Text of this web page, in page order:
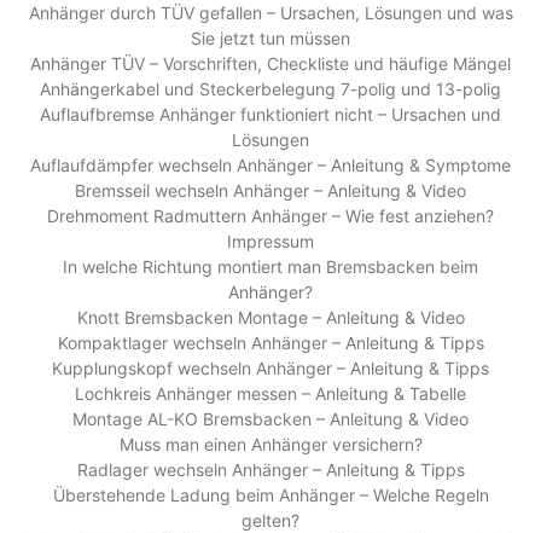
Anhänger durch TÜV gefallen – Ursachen, Lösungen und was
Sie jetzt tun müssen
Anhänger TÜV – Vorschriften, Checkliste und häufige Mängel
Anhängerkabel und Steckerbelegung 7-polig und 13-polig
Auflaufbremse Anhänger funktioniert nicht – Ursachen und
Lösungen
Auflaufdämpfer wechseln Anhänger – Anleitung & Symptome
Bremsseil wechseln Anhänger – Anleitung & Video
Drehmoment Radmuttern Anhänger – Wie fest anziehen?
Impressum
In welche Richtung montiert man Bremsbacken beim
Anhänger?
Knott Bremsbacken Montage – Anleitung & Video
Kompaktlager wechseln Anhänger – Anleitung & Tipps
Kupplungskopf wechseln Anhänger – Anleitung & Tipps
Lochkreis Anhänger messen – Anleitung & Tabelle
Montage AL-KO Bremsbacken – Anleitung & Video
Muss man einen Anhänger versichern?
Radlager wechseln Anhänger – Anleitung & Tipps
Überstehende Ladung beim Anhänger – Welche Regeln
gelten?